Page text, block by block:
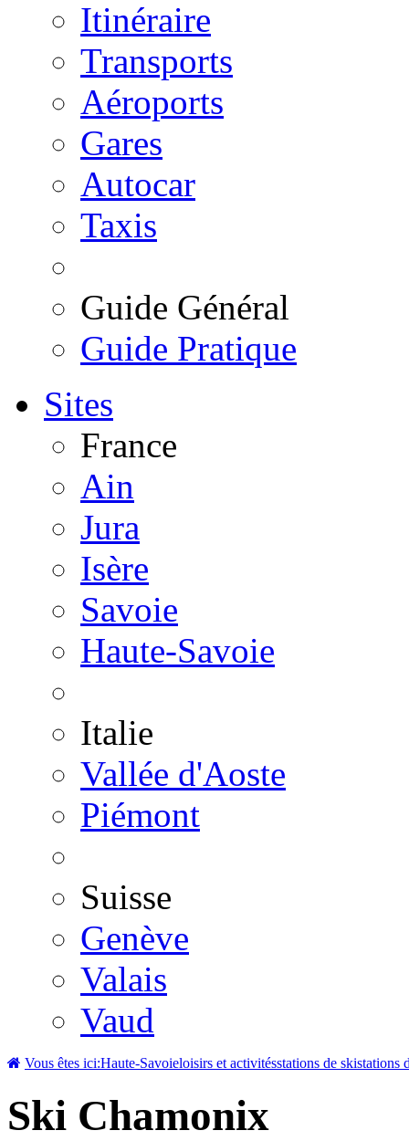
Itinéraire
Transports
Aéroports
Gares
Autocar
Taxis
Guide Général
Guide Pratique
Sites
France
Ain
Jura
Isère
Savoie
Haute-Savoie
Italie
Vallée d'Aoste
Piémont
Suisse
Genève
Valais
Vaud
Vous êtes ici:Haute-Savoieloisirs et activitésstations de skistations
Ski Chamonix